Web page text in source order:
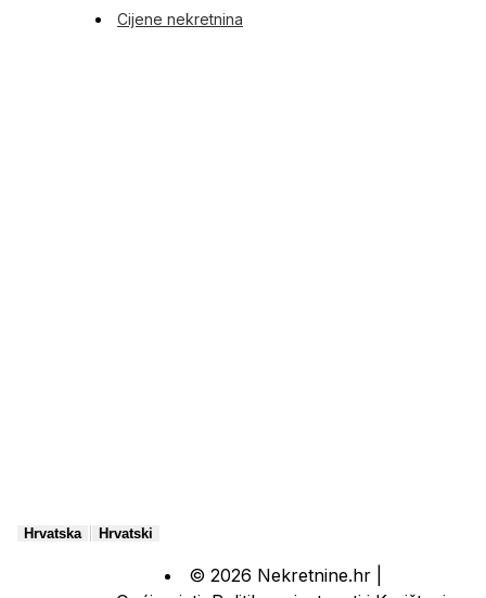
Cijene nekretnina
Hrvatska Hrvatski
© 2026 Nekretnine.hr |